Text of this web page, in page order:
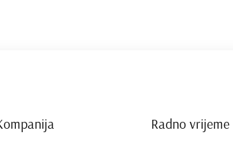
Radno vrijeme